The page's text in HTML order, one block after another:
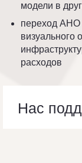
модели в
переход АНО
визуального
расходов
Нас